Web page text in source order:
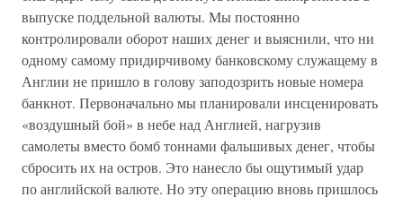
выпуске поддельной валюты. Мы постоянно
контролировали оборот наших денег и выяснили, что ни
одному самому придирчивому банковскому служащему в
Англии не пришло в голову заподозрить новые номера
банкнот. Первоначально мы планировали инсценировать
«воздушный бой» в небе над Англией, нагрузив
самолеты вместо бомб тоннами фальшивых денег, чтобы
сбросить их на остров. Это нанесло бы ощутимый удар
по английской валюте. Но эту операцию вновь пришлось